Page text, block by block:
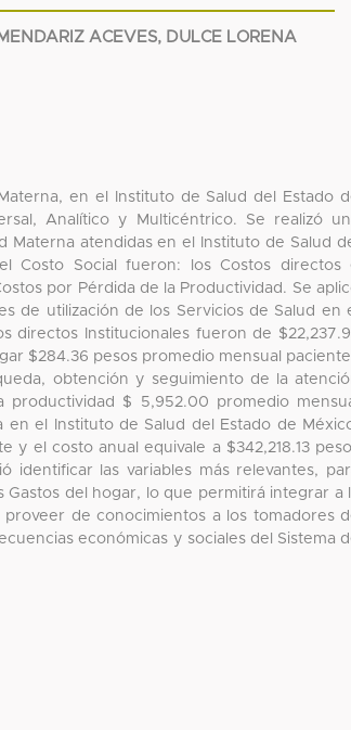
ACEVES, DULCE LORENA
en el Instituto de Salud del Estado
Analítico y Multicéntrico. Se realizó
Materna atendidas en el Instituto de Salud
Costo Social fueron: los Costos directos
por Pérdida de la Productividad. Se
de utilización de los Servicios de Salud en
directos Institucionales fueron de
$284.36 pesos promedio mensual
obtención y seguimiento de la
$ 5,952.00 promedio
el Instituto de Salud del Estado de
y el costo anual equivale a $342,218.13
identificar las variables más relevantes,
Gastos del hogar, lo que permitirá integrar a
de conocimientos a los tomadores
económicas y sociales del Sistema